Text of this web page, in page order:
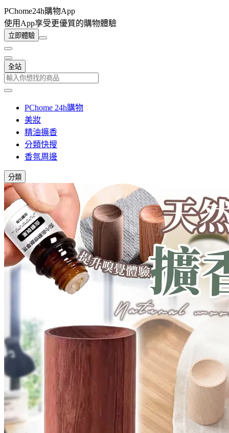
PChome24h購物App
使用App享受更優質的購物體驗
立即體驗
全站
PChome 24h購物
美妝
精油擴香
分類快搜
香氛周邊
分類